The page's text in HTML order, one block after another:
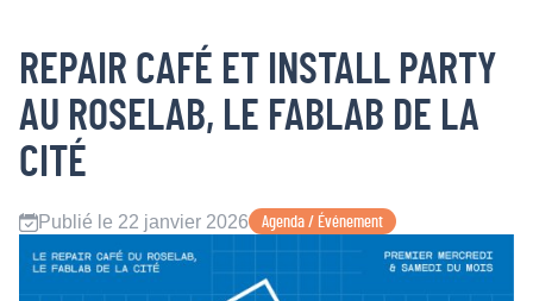
REPAIR CAFÉ ET INSTALL PARTY
AU ROSELAB, LE FABLAB DE LA
CITÉ
Publié le 22 janvier 2026 Agenda / Événement